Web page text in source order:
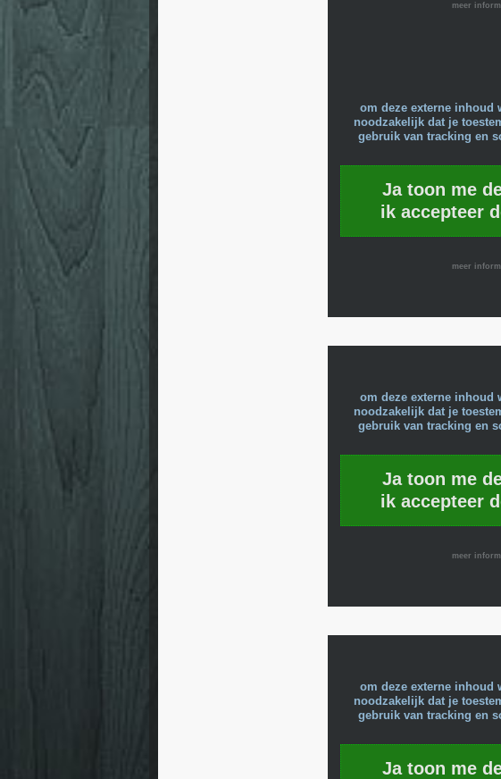
meer
om deze externe inhoud
noodzakelijk dat je
gebruik van tracking en
Ja toon me
ik accepteer
meer
om deze externe inhoud
noodzakelijk dat je
gebruik van tracking en
Ja toon me
ik accepteer
meer
om deze externe inhoud
noodzakelijk dat je
gebruik van tracking en
Ja toon me